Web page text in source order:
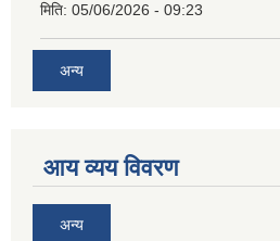
मिति: 05/06/2026 - 09:23
अन्य
आय व्यय विवरण
अन्य